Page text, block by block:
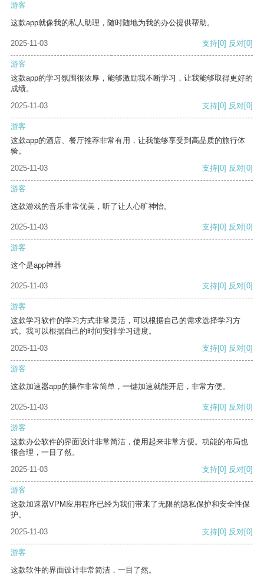
游客
这款app就像我的私人助理，随时随地为我的办公提供帮助。
2025-11-03 支持[0] 反对[0]
游客
这款app的学习氛围很浓厚，能够激励我不断学习，让我能够取得更好的
成绩。
2025-11-03
支持[0] 反对[0]
游客
这款app的酒店、餐厅推荐非常有用，让我能够享受到高品质的旅行体
验。
2025-11-03
支持[0] 反对[0]
游客
这款游戏的音乐非常优美，听了让人心旷神怡。
2025-11-03 支持[0] 反对[0]
游客
这个是app神器
2025-11-03 支持[0] 反对[0]
游客
这款学习软件的学习方式非常灵活，可以根据自己的需求选择学习方
式。我可以根据自己的时间安排学习进度。
2025-11-03
支持[0] 反对[0]
游客
这款加速器app的操作非常简单，一键加速就能开启，非常方便。
2025-11-03 支持[0] 反对[0]
游客
这款办公软件的界面设计非常简洁，使用起来非常方便。功能的布局也
很合理，一目了然。
2025-11-03
支持[0] 反对[0]
游客
这款加速器VPM应用程序已经为我们带来了无限的隐私保护和安全性保
护。
2025-11-03
支持[0] 反对[0]
游客
这款软件的界面设计非常简洁，一目了然。